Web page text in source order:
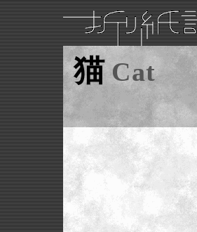
猫 Cat